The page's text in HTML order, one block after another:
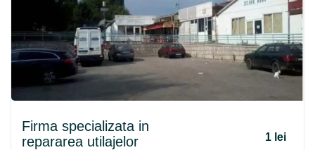
Firma specializata in
repararea utilajelor
1 lei